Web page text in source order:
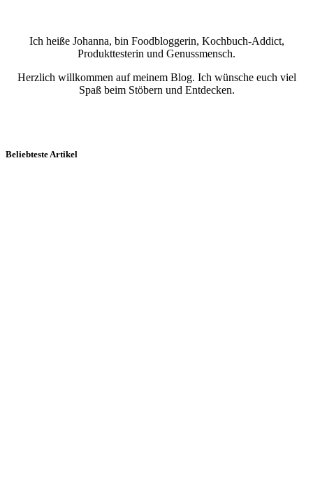
Ich heiße Johanna, bin Foodbloggerin, Kochbuch-Addict,
Produkttesterin und Genussmensch.
Herzlich willkommen auf meinem Blog. Ich wünsche euch viel
Spaß beim Stöbern und Entdecken.
Beliebteste Artikel